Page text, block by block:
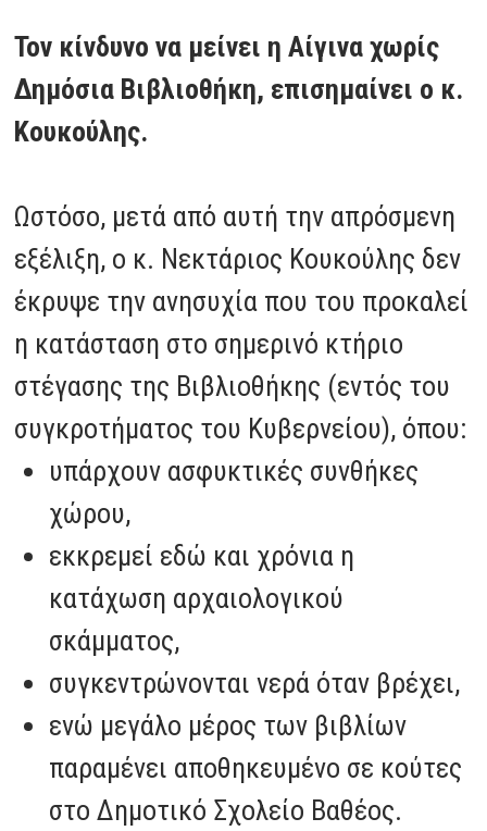
Τον κίνδυνο να μείνει η Αίγινα χωρίς
Δημόσια Βιβλιοθήκη, επισημαίνει ο κ.
Κουκούλης.
Ωστόσο, μετά από αυτή την απρόσμενη
εξέλιξη, ο κ. Νεκτάριος Κουκούλης δεν
έκρυψε την ανησυχία που του προκαλεί
η κατάσταση στο σημερινό κτήριο
στέγασης της Βιβλιοθήκης (εντός του
συγκροτήματος του Κυβερνείου), όπου:
υπάρχουν ασφυκτικές συνθήκες
χώρου,
εκκρεμεί εδώ και χρόνια η
κατάχωση αρχαιολογικού
σκάμματος,
συγκεντρώνονται νερά όταν βρέχει,
ενώ μεγάλο μέρος των βιβλίων
παραμένει αποθηκευμένο σε κούτες
στο Δημοτικό Σχολείο Βαθέος.